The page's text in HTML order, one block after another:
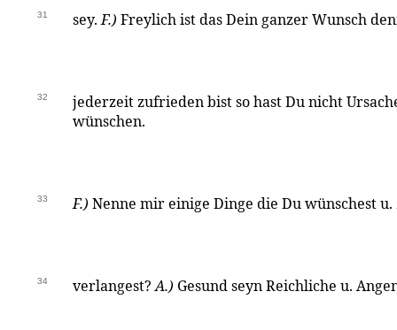
31 sey.F.) Freylich ist das Dein ganzer Wunsch
32
jederzeit zufrieden bist so hast Du nicht
wünschen.
33 F.) Nenne mir einige Dinge die Du wünschest
34 verlangest?A.) Gesund seyn Reichliche u.